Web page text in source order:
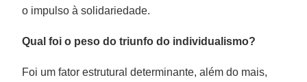
o impulso à solidariedade.
Qual foi o peso do triunfo do individualismo?
Foi um fator estrutural determinante, além do mais,